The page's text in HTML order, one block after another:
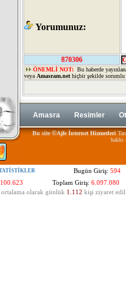
Yorumunuz:
870306
ÖNEMLİ NOT: Bu haberde
veya Amasram.nethiçbir şekilde sorumlu
Amasra Resimler
Bu site©Ajfe İnternet Hizmetleri
hakkı